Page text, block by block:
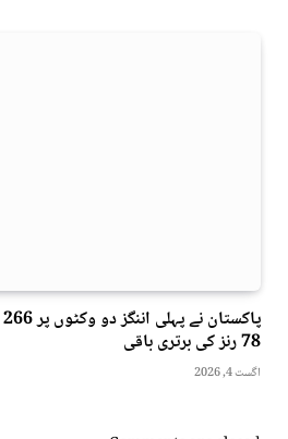
78 رنز کی برتری باقی
اگست 4, 2026